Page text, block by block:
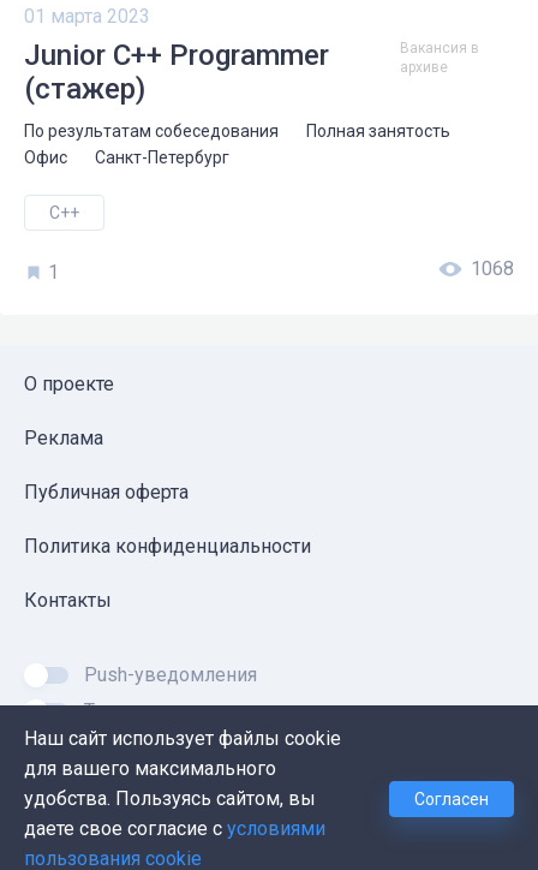
01 марта 2023
Junior C++ Programmer
(стажер)
Вакансия в
архиве
По результатам собеседования
Полная занятость
Офис
Санкт-Петербург
C++
1 1068
О проекте
Реклама
Публичная оферта
Политика конфиденциальности
Контакты
Push-уведомления
Темная тема
© 2026, Proglib. При копировании материала ссылка
на источник обязательна.
Наш сайт использует файлы cookie
для вашего максимального
удобства. Пользуясь сайтом, вы
даете свое согласие с условиями
пользования cookie
Согласен